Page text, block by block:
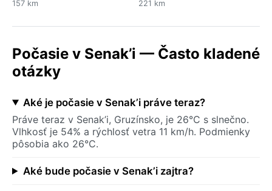
157 km 221 km
Počasie v Senak’i — Často kladené
otázky
Aké je počasie v Senak’i práve teraz?
Práve teraz v Senak’i, Gruzínsko, je 26°C s slnečno.
Vlhkosť je 54% a rýchlosť vetra 11 km/h. Podmienky
pôsobia ako 26°C.
Aké bude počasie v Senak’i zajtra?